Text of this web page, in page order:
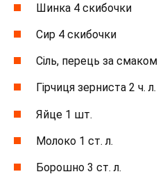
Шинка 4 скибочки
Сир 4 скибочки
Сіль, перець за смаком
Гірчиця зерниста 2 ч. л.
Яйце 1 шт.
Молоко 1 ст. л.
Борошно 3 ст. л.